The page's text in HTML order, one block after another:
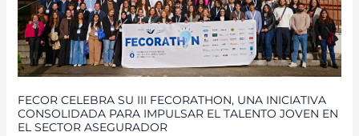
FECOR CELEBRA SU III FECORATHON, UNA INICIATIVA
CONSOLIDADA PARA IMPULSAR EL TALENTO JOVEN EN
EL SECTOR ASEGURADOR
IMPULSAR
EL
TALENTO
JOVEN
EN
EL
SECTOR
ASEGURADOR